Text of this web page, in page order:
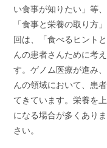
い食事が知りたい」等
「食事と栄養の取り方
回は、「食べるヒント
んの患者さんために考
す。ゲノム医療が進み
んの領域において、患
てきています。栄養を
になる場合が多くあり
さい。